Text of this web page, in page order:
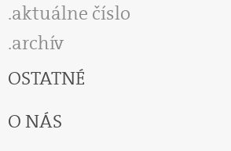
aktuálne číslo
archív
OSTATNÉ
O NÁS